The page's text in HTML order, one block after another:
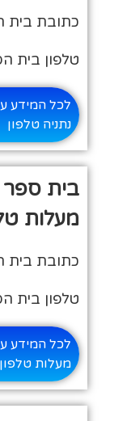
כתובת בית
טלפון בית הספר
לכל המידע
נתניה טלפון
בית ספר
מעלות
כתובת בית
טלפון בית הספר
לכל המידע
מעלות טלפון